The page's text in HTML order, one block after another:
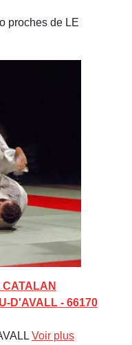
proches de LE
CATALAN
D'AVALL - 66170
Voir plus